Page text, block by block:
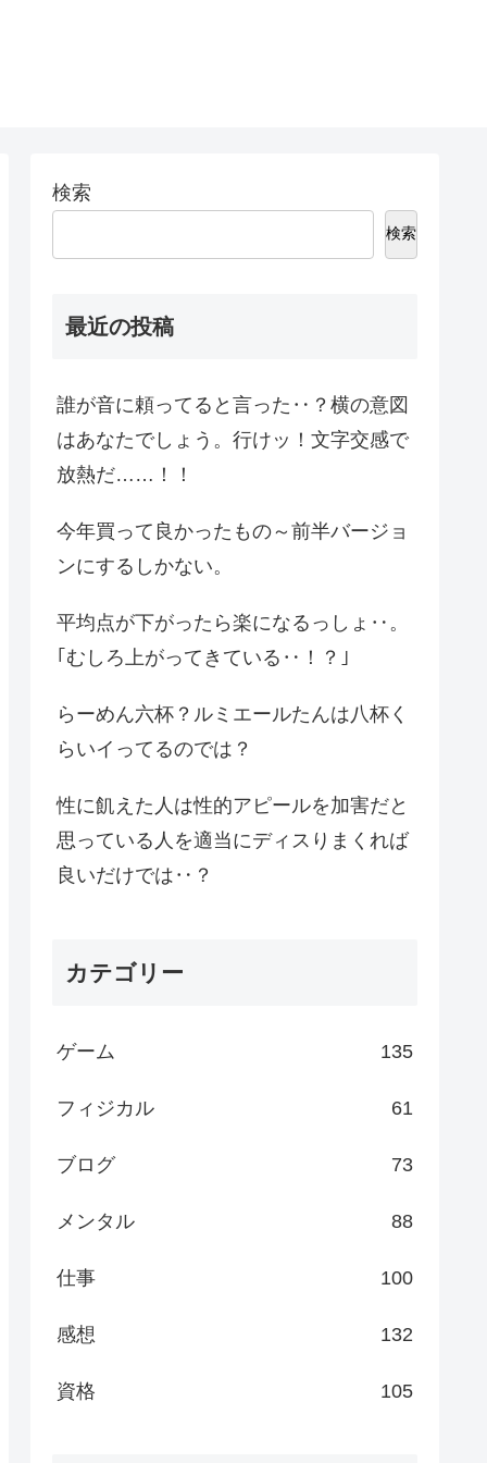
検索
検索
最近の投稿
誰が音に頼ってると言った‥？横の意図
はあなたでしょう。行けッ！文字交感で
放熱だ……！！
今年買って良かったもの～前半バージョ
ンにするしかない。
平均点が下がったら楽になるっしょ‥。
｢むしろ上がってきている‥！？｣
らーめん六杯？ルミエールたんは八杯く
らいイってるのでは？
性に飢えた人は性的アピールを加害だと
思っている人を適当にディスりまくれば
良いだけでは‥？
カテゴリー
ゲーム 135
フィジカル 61
ブログ 73
メンタル 88
仕事 100
感想 132
資格 105